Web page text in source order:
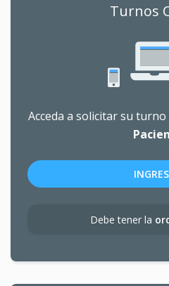
Turnos
Acceda a solicitar su
Debe tener la